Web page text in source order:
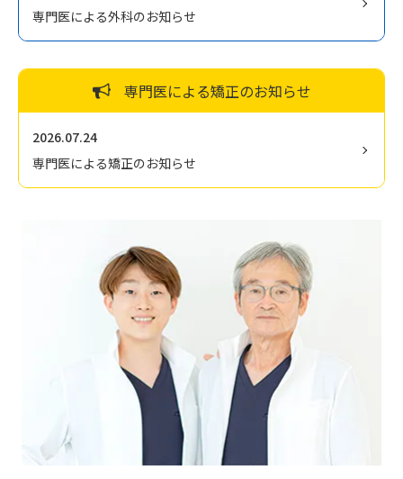
LINEでの予約・予約変更はこちら
専門医による外科のお知らせ
専門医による矯正のお知らせ
2026.07.24
専門医による矯正のお知らせ